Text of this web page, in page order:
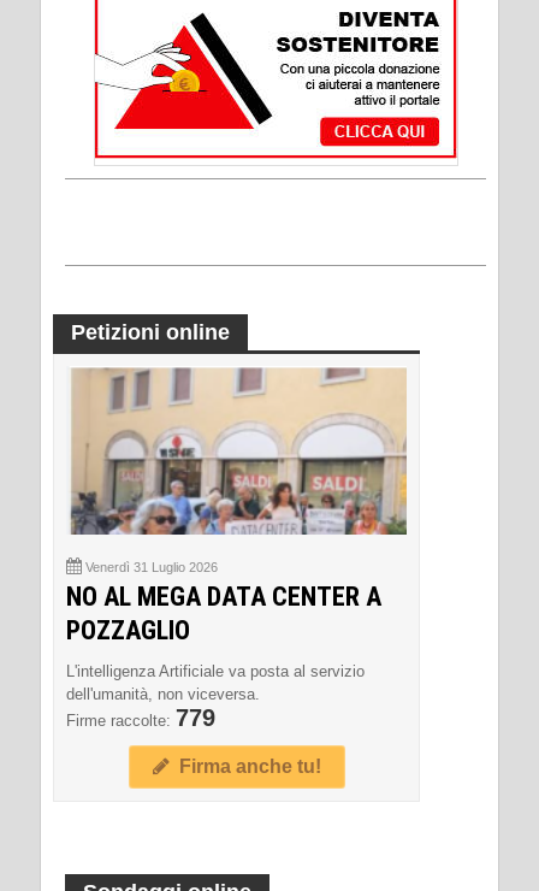
Petizioni online
Venerdì 31 Luglio 2026
NO AL MEGA DATA CENTER A
POZZAGLIO
L'intelligenza Artificiale va posta al servizio
dell'umanità, non viceversa.
Firme raccolte: 779
Firma anche tu!